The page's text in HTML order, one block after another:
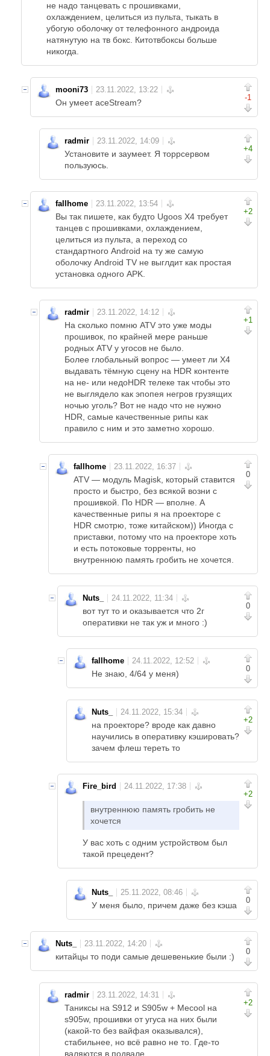
не надо танцевать с прошивками,
охлаждением, целиться из пульта, тыкать в
убогую оболочку от телефонного андроида
натянутую на тв бокс. Китотвбоксы больше
никогда.
-1
mooni73
Он умеет aceStream?
+4
radmir
Установите и заумеет. Я торрсервом
пользуюсь.
+2
fallhome
Вы так пишете, как будто Ugoos X4 требует
танцев с прошивками, охлаждением,
целиться из пульта, а переход cо
стандартного Android на ту же самую
оболочку Android TV не выглдит как простая
установка одного APK.
+1
radmir
На сколько помню ATV это уже моды
прошивок, по крайней мере раньше
родных ATV у угосов не было.
Более глобальный вопрос — умеет ли Х4
выдавать тёмную сцену на HDR контенте
на не- или недоHDR телеке так чтобы это
не выглядело как эпопея негров грузящих
ночью уголь? Вот не надо что не нужно
HDR, самые качественные рипы как
правило с ним и это заметно хорошо.
0
fallhome
ATV — модуль Magisk, который ставится
просто и быстро, без всякой возни с
прошивкой. По HDR — вполне. А
качественные рипы я на проекторе с
HDR смотрю, тоже китайском)) Иногда с
приставки, потому что на проекторе хоть
и есть потоковые торренты, но
внутреннюю память гробить не хочется.
0
Nuts_
вот тут то и оказывается что 2г
оперативки не так уж и много :)
0
fallhome
Не знаю, 4/64 у меня)
+2
Nuts_
на проекторе? вроде как давно
научились в оперативку кэшировать?
зачем флеш тереть то
+2
Fire_bird
внутреннюю память гробить не
хочется
У вас хоть с одним устройством был
такой прецедент?
0
Nuts_
У меня было, причем даже без кэша
0
Nuts_
китайцы то поди самые дешевенькие были :)
+2
radmir
Таниксы на S912 и S905w + Mecool на
s905w, прошивки от угуса на них были
(какой-то без вайфая оказывался),
стабильнее, но всё равно не то. Где-то
валяются в подвале.